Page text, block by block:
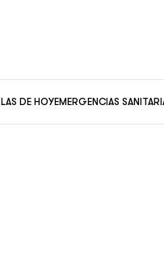
LAS DE HOYEMERGENCIAS